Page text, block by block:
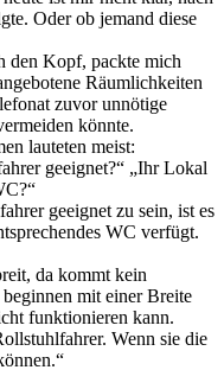
Oder ob jemand diese
den Kopf, packte mich
Räumlichkeiten
zuvor unnötige
könnte.
lauteten meist:
geeignet?“ „Ihr Lokal
geeignet zu sein, ist es
WC verfügt.
da kommt kein
mit einer Breite
funktionieren kann.
Wenn sie die